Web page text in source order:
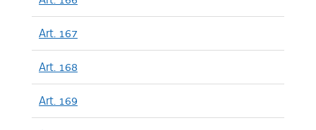
Art. 167
Art. 168
Art. 169